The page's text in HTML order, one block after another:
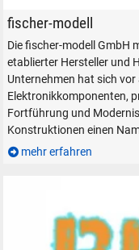
fischer-modell
fischer-modell
Die fischer-modell GmbH
etablierter Hersteller und
Unternehmen hat sich
Elektronikkomponenten,
Fortführung und
Konstruktionen einen
mehr erfahren